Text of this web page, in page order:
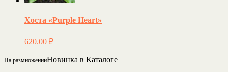
Хоста «Purple Heart»
620.00 ₽
На размноженииНовинка в Каталоге